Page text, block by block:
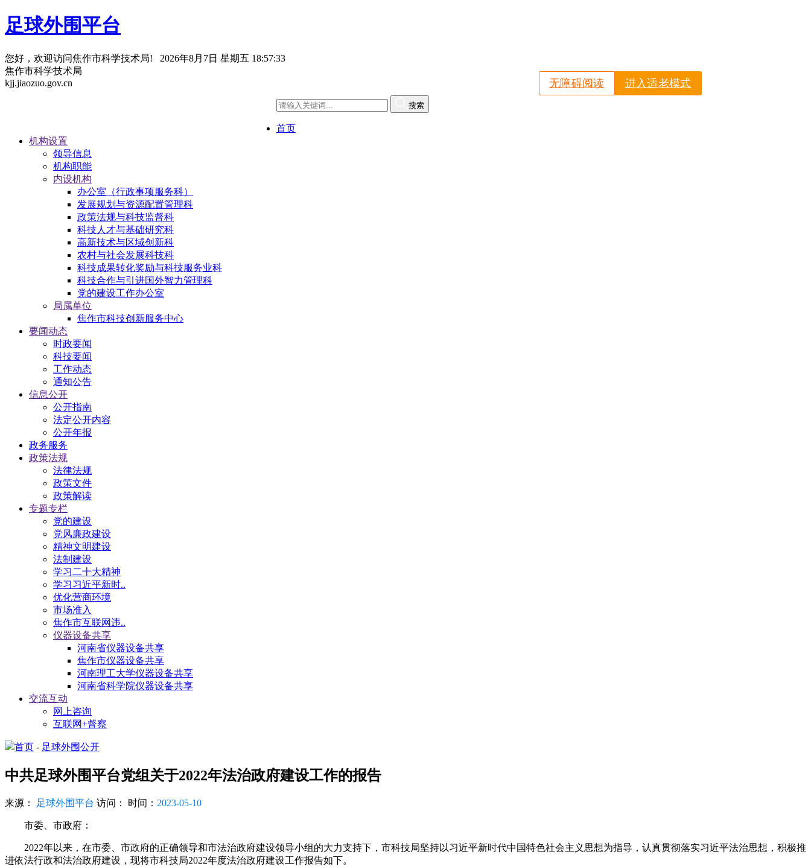
足球外围平台
您好，欢迎访问焦作市科学技术局! 2026年8月7日 星期五 18:57:34
焦作市科学技术局
kjj.jiaozuo.gov.cn
进入适老模式
无障碍阅读
搜索
首页
机构设置
领导信息
机构职能
内设机构
办公室（行政事项服务科）
发展规划与资源配置管理科
政策法规与科技监督科
科技人才与基础研究科
高新技术与区域创新科
农村与社会发展科技科
科技成果转化奖励与科技服务业科
科技合作与引进国外智力管理科
党的建设工作办公室
局属单位
焦作市科技创新服务中心
要闻动态
时政要闻
科技要闻
工作动态
通知公告
信息公开
公开指南
法定公开内容
公开年报
政务服务
政策法规
法律法规
政策文件
政策解读
专题专栏
党的建设
党风廉政建设
精神文明建设
法制建设
学习二十大精神
学习习近平新时..
优化营商环境
市场准入
焦作市互联网违..
仪器设备共享
河南省仪器设备共享
焦作市仪器设备共享
河南理工大学仪器设备共享
河南省科学院仪器设备共享
交流互动
网上咨询
互联网+督察
首页 - 足球外围公开
中共足球外围平台党组关于2022年法治政府建设工作的报告
来源： 足球外围平台 访问： 时间： 2023-05-10
市委、市政府：
2022年以来，在市委、市政府的正确领导和市法治政府建设领导小组的大力支持下，市科技局坚持以习近平新时代中国特色社会主义思想为指导，认真贯彻落实习近平法治思想，积极推
进依法行政和法治政府建设，现将市科技局2022年度法治政府建设工作报告如下。